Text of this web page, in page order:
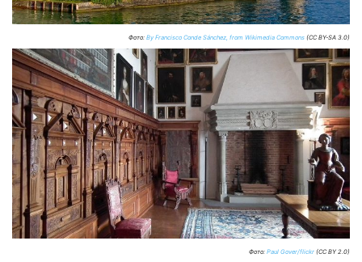
Фото: By Francisco Conde Sánchez, from Wikimedia Commons (CC BY-SA 3.0)
Фото: Paul Gover/flickr (CC BY 2.0)